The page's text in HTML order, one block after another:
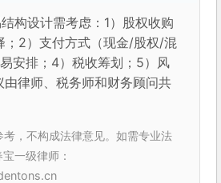
构设计需考虑：1）股权收购
；2）支付方式（现金/股权/混
安排；4）税收筹划；5）风
由律师、税务师和财务顾问共
考，不构成法律意见。如需专业法
一级律师：